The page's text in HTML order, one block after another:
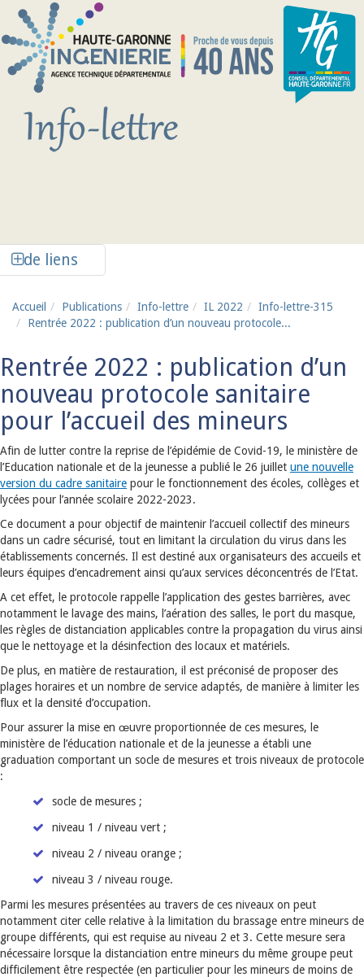
Aller au contenu principal
de liens
Accueil Publications Info-lettre IL 2022
Info-lettre-315
Rentrée 2022 : publication d’un nouveau protocole...
Rentrée 2022 : publication d’un
nouveau protocole sanitaire
pour l’accueil des mineurs
Afin de lutter contre la reprise de l’épidémie de Covid-19, le ministère de
l’Education nationale et de la jeunesse a publié le 26 juillet une nouvelle
version du cadre sanitaire pour le fonctionnement des écoles, collèges et
lycées pour l’année scolaire 2022-2023.
Ce document a pour objectif de maintenir l’accueil collectif des mineurs
dans un cadre sécurisé, tout en limitant la circulation du virus dans les
établissements concernés. Il est destiné aux organisateurs des accueils et
leurs équipes d’encadrement ainsi qu’aux services déconcentrés de l’Etat.
A cet effet, le protocole rappelle l’application des gestes barrières, avec
notamment le lavage des mains, l’aération des salles, le port du masque,
les règles de distanciation applicables contre la propagation du virus ainsi
que le nettoyage et la désinfection des locaux et matériels.
De plus, en matière de restauration, il est préconisé de proposer des
plages horaires et un nombre de service adaptés, de manière à limiter les
flux et la densité d’occupation.
Pour assurer la mise en œuvre proportionnée de ces mesures, le
ministère de l’éducation nationale et de la jeunesse a établi une
graduation comportant un socle de mesures et trois niveaux de protocole
:
socle de mesures ;
niveau 1 / niveau vert ;
niveau 2 / niveau orange ;
niveau 3 / niveau rouge.
Parmi les mesures présentées au travers de ces niveaux on peut
notamment citer celle relative à la limitation du brassage entre mineurs de
groupe différents, qui est requise au niveau 2 et 3. Cette mesure sera
nécessaire lorsque la distanciation entre mineurs du même groupe peut
difficilement être respectée (en particulier pour les mineurs de moins de